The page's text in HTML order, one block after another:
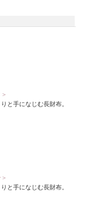
と手になじむ長財布。
と手になじむ長財布。